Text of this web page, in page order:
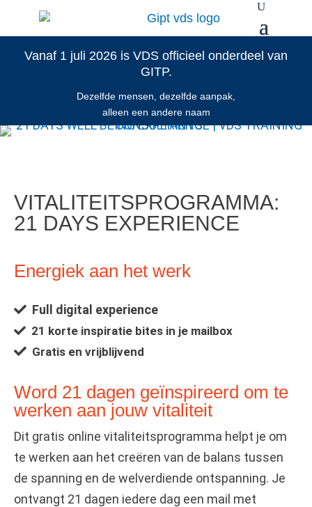
Vanaf 1 juli 2026 is VDS officieel onderdeel van
GITP.
Dezelfde mensen, dezelfde aanpak,
alleen een andere naam
VITALITEITSPROGRAMMA:
21 DAYS EXPERIENCE
Energiek aan het werk
Full digital experience
21 korte inspiratie bites in je mailbox
Gratis en vrijblijvend
Word 21 dagen geïnspireerd om te
werken aan jouw vitaliteit
Dit gratis online vitaliteitsprogramma helpt je om
te werken aan het creëren van de balans tussen
de spanning en de welverdiende ontspanning. Je
ontvangt 21 dagen iedere dag een mail met